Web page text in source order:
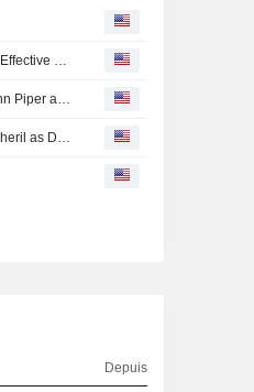
Belluscura plc Announces Termination of Robert Rauker as Director, Effective September 22, 2025
Belluscura plc Announces Termination of Appointment of Richard John Piper as Director, Effective September 22, 2025
Belluscura plc Announces Termination of Appointment of Simon Neicheril as Director, Effective May 2, 2025
Depuis